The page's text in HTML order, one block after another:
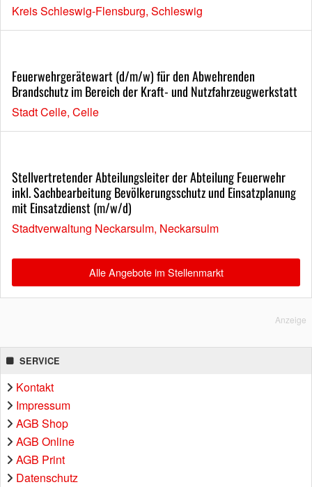
Kreis Schleswig-Flensburg, Schleswig
Feuerwehrgerätewart (d/m/w) für den Abwehrenden
Brandschutz im Bereich der Kraft- und Nutzfahrzeugwerkstatt
Stadt Celle, Celle
Stellvertretender Abteilungsleiter der Abteilung Feuerwehr
inkl. Sachbearbeitung Bevölkerungsschutz und Einsatzplanung
mit Einsatzdienst (m/w/d)
Stadtverwaltung Neckarsulm, Neckarsulm
Alle Angebote im Stellenmarkt
Anzeige
SERVICE
Kontakt
Impressum
AGB Shop
AGB Online
AGB Print
Datenschutz